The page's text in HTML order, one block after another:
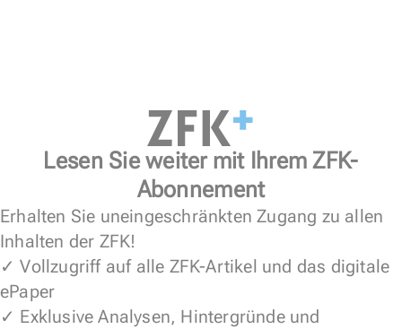
Lesen Sie weiter mit Ihrem ZFK-
Abonnement
Erhalten Sie uneingeschränkten Zugang zu allen
Inhalten der ZFK!
✓ Vollzugriff auf alle ZFK-Artikel und das digitale
ePaper
✓ Exklusive Analysen, Hintergründe und